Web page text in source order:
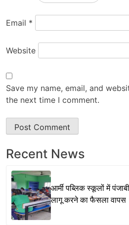
Email *
Website
Save my name, email, and
the next time I comment.
Recent News
आर्मी पब्लिक स्कूलों में
लागू करने का फैसला वापस